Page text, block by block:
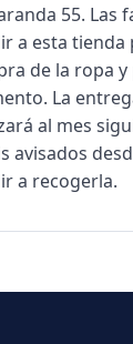
55. Las
a esta tienda
de la ropa y
La
al mes
avisados
a recogerla.